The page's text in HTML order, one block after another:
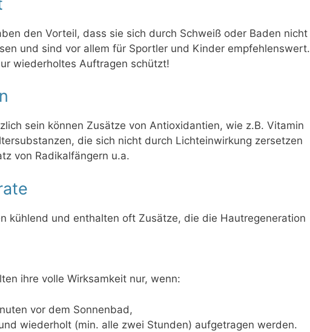
den Vorteil, dass sie sich durch Schweiß oder Baden nicht
und sind vor allem für Sportler und Kinder empfehlenswert.
wiederholtes Auftragen schützt!
sein können Zusätze von Antioxidantien, wie z.B. Vitamin
die sich nicht durch Lichteinwirkung zersetzen
von Radikalfängern u.a.
kühlend und enthalten oft Zusätze, die die Hautregeneration
ihre volle Wirksamkeit nur, wenn:
vor dem Sonnenbad,
wiederholt (min. alle zwei Stunden) aufgetragen werden.